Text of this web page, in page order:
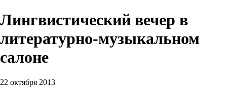
Лингвистический вечер в
литературно-музыкальном
салоне
22 октября 2013